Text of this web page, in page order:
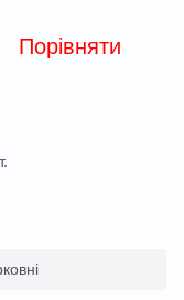
Порівняти